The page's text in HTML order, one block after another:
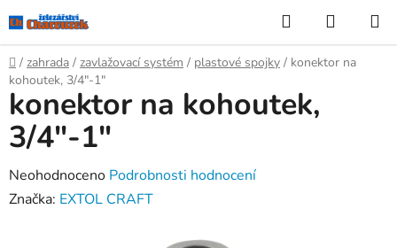
na
obsah
Hledat
KOŠÍK
Domů
/ zahrada / zavlažovací systém / plastové spojky / konektor na
kohoutek, 3/4"-1"
konektor na kohoutek,
3/4"-1"
Průměrné
hodnocení
Neohodnoceno Podrobnosti hodnocení
Značka: EXTOL CRAFT